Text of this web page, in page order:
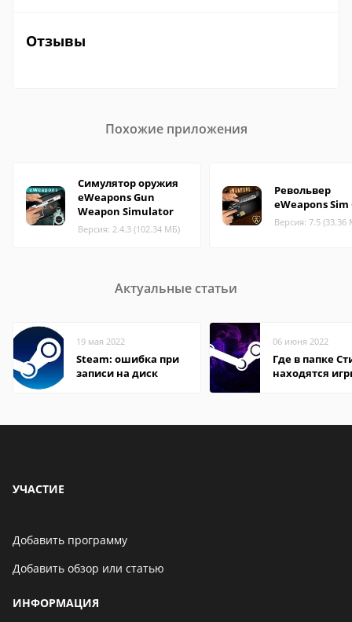
Отзывы
Похожие приложения
Симулятор оружия
eWeapons Gun
Weapon Simulator
Версия: 2.4.3 (102.34 МБ)
Револьвер
eWeapons Sim
Версия: 7.5 (33.36
Актуальные статьи
19 мая 2022
Steam: ошибка при
записи на диск
06 июня 2022
Где в папке
находятся
УЧАСТИЕ
Добавить программу
Добавить обзор или статью
ИНФОРМАЦИЯ